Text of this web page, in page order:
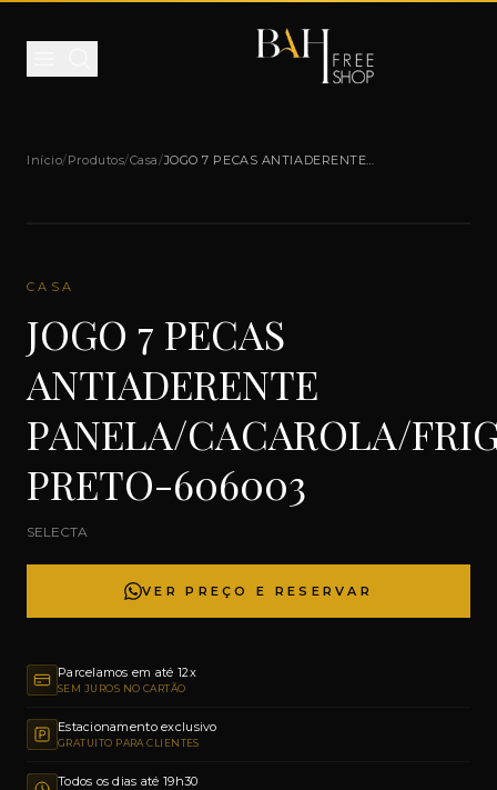
Início/Produtos/Casa/JOGO 7 PECAS ANTIADERENTE
CASA
JOGO 7 PECAS
ANTIADERENTE
PANELA/CACAROLA/
PRETO-606003
SELECTA
VER PREÇO E RESERVAR
Parcelamos em até 12x
SEM JUROS NO CARTÃO
Estacionamento exclusivo
GRATUITO PARA CLIENTES
Todos os dias até 19h30